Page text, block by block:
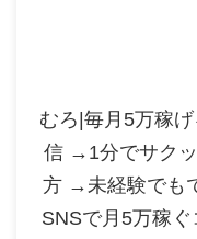
むろ|毎月5万稼
信 →1分でサク
方 →未経験でも
SNSで月5万稼